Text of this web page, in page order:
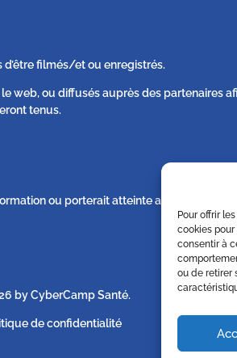
Pour offrir
cookies
consentir à
ou de retirer
d’être filmés/et ou enregistrés.
web, ou diffusés auprès des partenaires
tenus.
ou porterait atteinte au respect de
by CyberCamp Santé.
de confidentialité